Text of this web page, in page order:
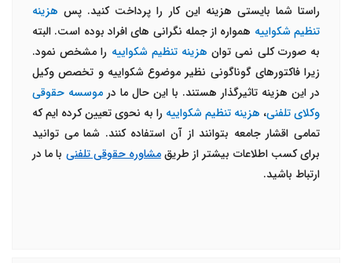
راستا شما بایستی هزینه این کار را پرداخت کنید. پس هزینه
تنظیم شکواییه همواره از جمله نگرانی های افراد بوده است. البته
به صورت کلی نمی توان هزینه تنظیم شکواییه را مشخص نمود.
زیرا فاکتورهای گوناگونی نظیر موضوع شکواییه و تخصص وکیل
در این هزینه تاثیرگذار هستند. با این حال ما در موسسه حقوقی
وکلای تلفنی، هزینه تنظیم شکواییه را به نحوی تعیین کرده ایم که
تمامی اقشار جامعه بتوانند از آن استفاده کنند. شما می توانید
برای کسب اطلاعات بیشتر از طریقمشاوره حقوقی تلفنی با ما در
ارتباط باشید.